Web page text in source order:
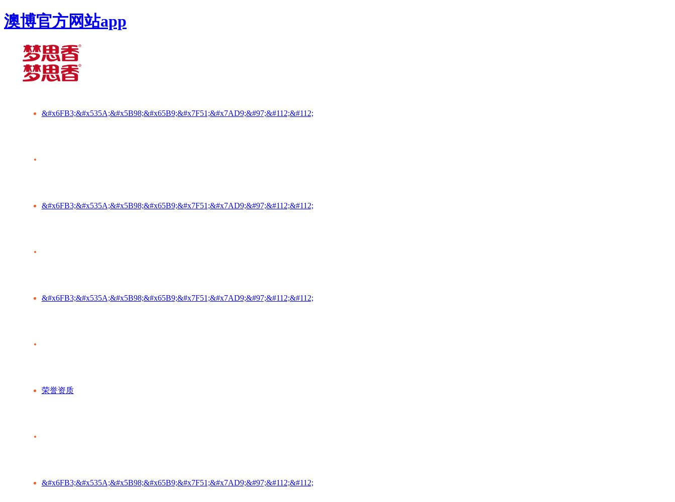
澳博官方网站app
&#x6FB3;&#x535A;&#x5B98;&#x65B9;&#x7F51;&#x7AD9;&#97;&#112;&#112;
&#x6FB3;&#x535A;&#x5B98;&#x65B9;&#x7F51;&#x7AD9;&#97;&#112;&#112;
&#x6FB3;&#x535A;&#x5B98;&#x65B9;&#x7F51;&#x7AD9;&#97;&#112;&#112;
荣誉资质
&#x6FB3;&#x535A;&#x5B98;&#x65B9;&#x7F51;&#x7AD9;&#97;&#112;&#112;